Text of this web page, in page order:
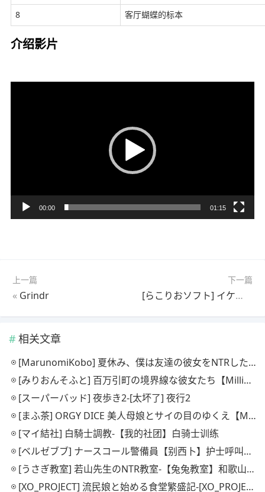
8
客厅蝴蝶的标本
介绍影片
00:00 01:15
上一篇
« Grindr
下一篇
[らこりおソフト] イケない！同棲らいふ-[Rakorio Soft] 不好！同居
相关文章
[MarunomiKobo] 夏休み、僕は友達の彼女をNTRした[丸见工房] 暑假期间，我抢走了朋友的女朋友。
[みりおんそふと] 百万引町の境界線な彼女たち【Million Soft】百万引镇边界上的少女们
[スーパーバッド] 夜歩き2-[太坏了] 夜行2
[まふ茶] ORGY DICE 美人母娘とサイの目のゆくえ【Mafucha】狂欢骰子：美丽母女与骰子的命运
[マイ結社] 白騎士調教-【我的社团】白骑士训练
[ベルゼブブ] ナースコール警備員【别西卜】护士呼叫保安
[うさぎ教室] 若山先生のNTR教室-【兔兔教室】和歌山老师的NTR教室
[XO_PROJECT] 流民娘と始める食堂繁盛記-[XO_PROJECT] 与一位难民女孩共同创办成功餐厅的故事